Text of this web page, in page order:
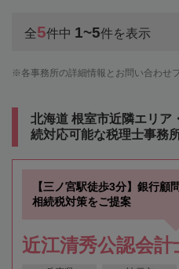
全5件中 1~5件を表示
各事務所の詳細情報とお問い合わせ
北海道 根室市近隣エリア
続対応可能な税理士事務
【三ノ宮駅徒歩3分】銀行顧
相続税対策をご提案
近江清秀公認会